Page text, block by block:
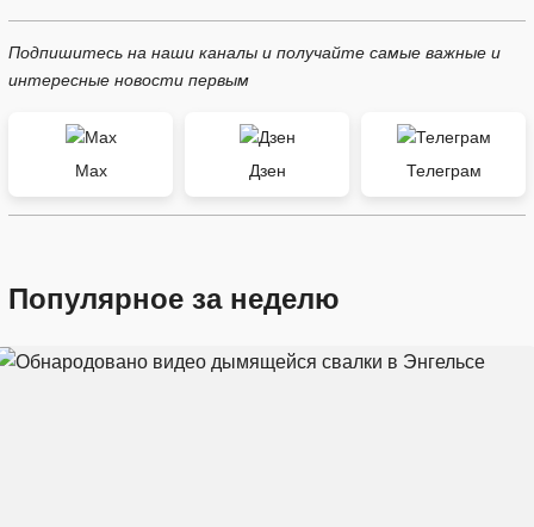
Подпишитесь на наши каналы и получайте самые важные и
интересные новости первым
Max Дзен Телеграм
Популярное за неделю